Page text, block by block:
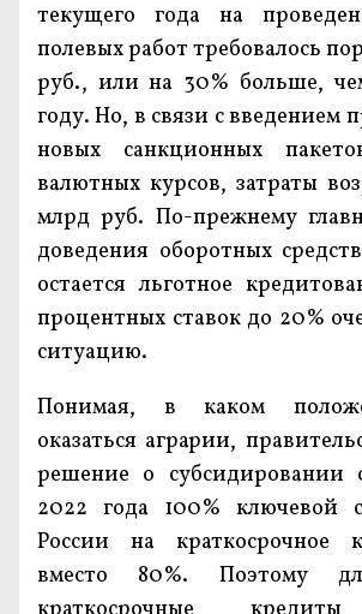
текущего года на
полевых работ требовалось
руб., или на 30% больше,
году. Но, в связи с введением
новых санкционных
валютных курсов, затраты
млрд руб. По-прежнему
доведения оборотных
остается льготное
процентных ставок до 20%
ситуацию.
Понимая, в каком
оказаться аграрии,
решение о субсидировании
2022 года 100% ключевой
России на краткосрочное
вместо 80%. Поэтому